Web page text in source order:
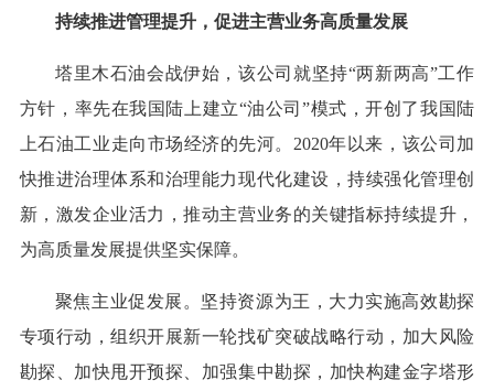
持续推进管理提升，促进主营业务高质量发展
塔里木石油会战伊始，该公司就坚持“两新两高”工作
方针，率先在我国陆上建立“油公司”模式，开创了我国陆
上石油工业走向市场经济的先河。2020年以来，该公司加
快推进治理体系和治理能力现代化建设，持续强化管理创
新，激发企业活力，推动主营业务的关键指标持续提升，
为高质量发展提供坚实保障。
聚焦主业促发展。坚持资源为王，大力实施高效勘探
专项行动，组织开展新一轮找矿突破战略行动，加大风险
勘探、加快甩开预探、加强集中勘探，加快构建金字塔形